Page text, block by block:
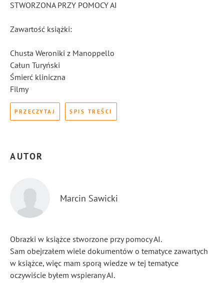
STWORZONA PRZY POMOCY AI
Zawartość książki:
Chusta Weroniki z Manoppello
Całun Turyński
Śmierć kliniczna
Filmy
PRZECZYTAJ SPIS TREŚCI
AUTOR
Marcin Sawicki
Obrazki w książce stworzone przy pomocy AI.
Sam obejrzałem wiele dokumentów o tematyce zawartych
w książce, więc mam sporą wiedze w tej tematyce
oczywiście byłem wspierany AI.